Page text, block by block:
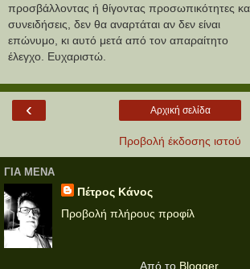
προσβάλλοντας ή θίγοντας προσωπικότητες
συνειδήσεις, δεν θα αναρτάται αν δεν είναι
επώνυμο, κι αυτό μετά από τον απαραίτητο
έλεγχο. Ευχαριστώ.
‹ Αρχική σελίδα
Προβολή έκδοσης ιστού
ΓΙΑ ΜΕΝΑ
Πέτρος Κάνος
Προβολή πλήρους προφίλ
Από το Blogger.